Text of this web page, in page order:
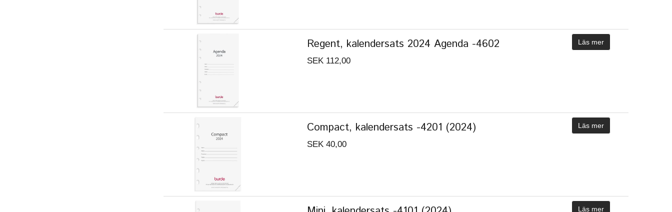
Regent, kalendersats 2024 Agenda -4602
SEK 112,00
Läs mer
Compact, kalendersats -4201 (2024)
SEK 40,00
Läs mer
Läs mer